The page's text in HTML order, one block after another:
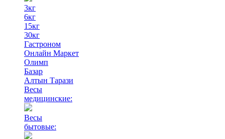
3кг
6кг
15кг
30кг
Гастроном
Онлайн Маркет
Олимп
Базар
Алтын Тарази
Весы
медицинские:
Весы
бытовые: